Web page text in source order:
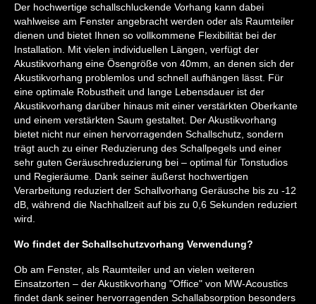
Der hochwertige schallschluckende Vorhang kann dabei
wahlweise am Fenster angebracht werden oder als Raumteiler
dienen und bietet Ihnen so vollkommene Flexibilität bei der
Installation. Mit vielen individuellen Längen, verfügt der
Akustikvorhang eine Ösengröße von 40mm, an denen sich der
Akustikvorhang problemlos und schnell aufhängen lässt. Für
eine optimale Robustheit und lange Lebensdauer ist der
Akustikvorhang darüber hinaus mit einer verstärkten Oberkante
und einem verstärkten Saum gestaltet. Der Akustikvorhang
bietet nicht nur einen hervorragenden Schallschutz, sondern
trägt auch zu einer Reduzierung des Schallpegels und einer
sehr guten Geräuschreduzierung bei – optimal für Tonstudios
und Regieräume. Dank seiner äußerst hochwertigen
Verarbeitung reduziert der Schallvorhang Geräusche bis zu -12
dB, während die Nachhallzeit auf bis zu 0,6 Sekunden reduziert
wird.
Wo findet der Schallschutzvorhang Verwendung?
Ob am Fenster, als Raumteiler und an vielen weiteren
Einsatzorten – der Akustikvorhang "Office" von MW-Acoustics
findet dank seiner hervorragenden Schallabsorption besonders